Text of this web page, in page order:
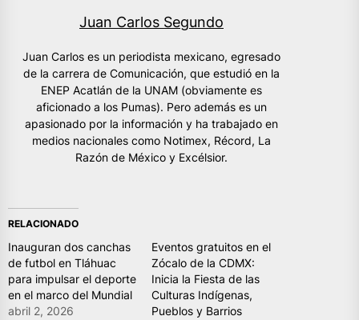
Juan Carlos Segundo
Juan Carlos es un periodista mexicano, egresado
de la carrera de Comunicación, que estudió en la
ENEP Acatlán de la UNAM (obviamente es
aficionado a los Pumas). Pero además es un
apasionado por la información y ha trabajado en
medios nacionales como Notimex, Récord, La
Razón de México y Excélsior.
RELACIONADO
Inauguran dos canchas
de futbol en Tláhuac
para impulsar el deporte
en el marco del Mundial
abril 2, 2026
Eventos gratuitos en el
Zócalo de la CDMX:
Inicia la Fiesta de las
Culturas Indígenas,
Pueblos y Barrios